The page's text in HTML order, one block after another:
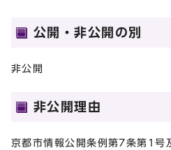
公開・非公開の別
非公開
非公開理由
京都市情報公開条例第7条第1号